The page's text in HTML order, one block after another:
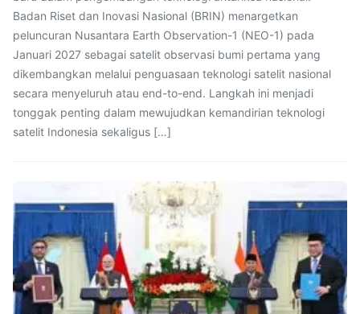
Badan Riset dan Inovasi Nasional (BRIN) menargetkan
peluncuran Nusantara Earth Observation-1 (NEO-1) pada
Januari 2027 sebagai satelit observasi bumi pertama yang
dikembangkan melalui penguasaan teknologi satelit nasional
secara menyeluruh atau end-to-end. Langkah ini menjadi
tonggak penting dalam mewujudkan kemandirian teknologi
satelit Indonesia sekaligus […]